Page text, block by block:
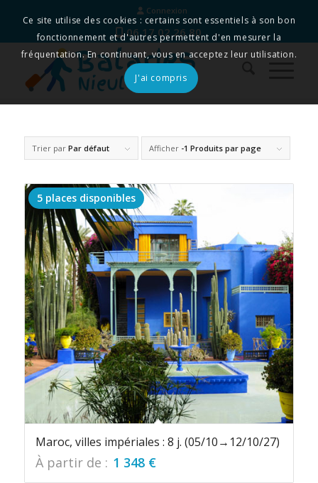
Connexion
06 17 02 26 80
Trier par Par défaut Afficher -1 Produits par page
5 places disponibles
Maroc, villes impériales : 8 j. (05/10→12/10/27)
À partir de : 1 348 €
Ce site utilise des cookies : certains sont essentiels à son bon
fonctionnement et d'autres permettent d'en mesurer la
fréquentation. En continuant, vous en acceptez leur utilisation.
J'ai compris